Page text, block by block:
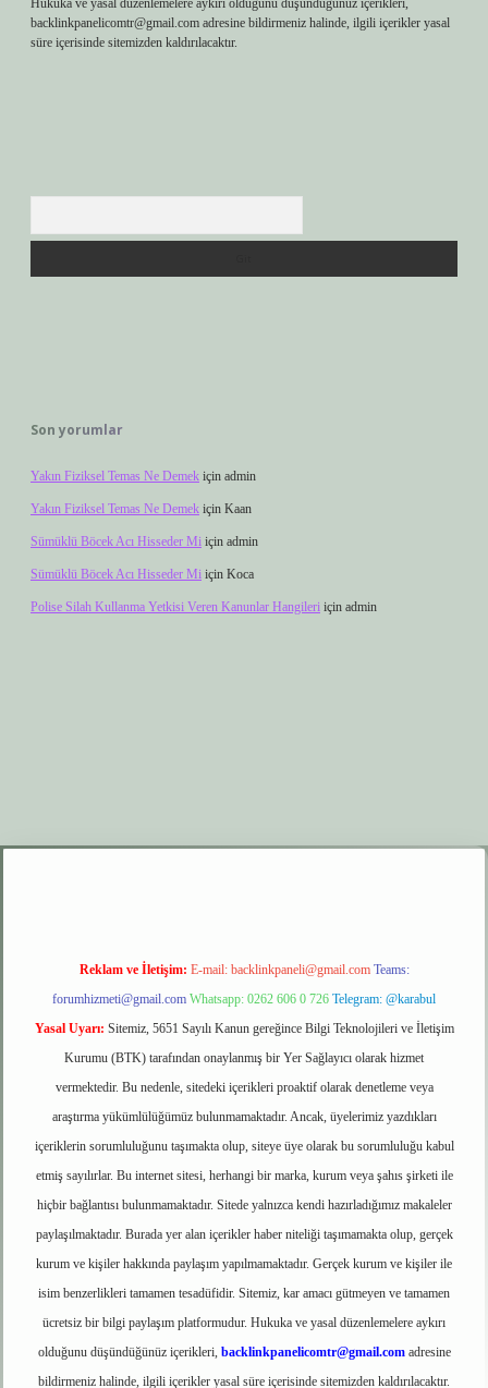
Hukuka ve yasal düzenlemelere aykırı olduğunu düşündüğünüz içerikleri,
backlinkpanelicomtr@gmail.com adresine bildirmeniz halinde, ilgili içerikler yasal
süre içerisinde sitemizden kaldırılacaktır.
Son yorumlar
Yakın Fiziksel Temas Ne Demek için admin
Yakın Fiziksel Temas Ne Demek için Kaan
Sümüklü Böcek Acı Hisseder Mi için admin
Sümüklü Böcek Acı Hisseder Mi için Koca
Polise Silah Kullanma Yetkisi Veren Kanunlar Hangileri için admin
elexbet giriş
Reklam ve İletişim: E-mail: backlinkpaneli@gmail.com Teams:
forumhizmeti@gmail.com Whatsapp: 0262 606 0 726 Telegram: @karabul
Yasal Uyarı: Sitemiz, 5651 Sayılı Kanun gereğince Bilgi Teknolojileri ve İletişim
Kurumu (BTK) tarafından onaylanmış bir Yer Sağlayıcı olarak hizmet
vermektedir. Bu nedenle, sitedeki içerikleri proaktif olarak denetleme veya
araştırma yükümlülüğümüz bulunmamaktadır. Ancak, üyelerimiz yazdıkları
içeriklerin sorumluluğunu taşımakta olup, siteye üye olarak bu sorumluluğu kabul
etmiş sayılırlar. Bu internet sitesi, herhangi bir marka, kurum veya şahıs şirketi ile
hiçbir bağlantısı bulunmamaktadır. Sitede yalnızca kendi hazırladığımız makaleler
paylaşılmaktadır. Burada yer alan içerikler haber niteliği taşımamakta olup, gerçek
kurum ve kişiler hakkında paylaşım yapılmamaktadır. Gerçek kurum ve kişiler ile
isim benzerlikleri tamamen tesadüfidir. Sitemiz, kar amacı gütmeyen ve tamamen
ücretsiz bir bilgi paylaşım platformudur. Hukuka ve yasal düzenlemelere aykırı
olduğunu düşündüğünüz içerikleri, backlinkpanelicomtr@gmail.comadresine
bildirmeniz halinde, ilgili içerikler yasal süre içerisinde sitemizden kaldırılacaktır.